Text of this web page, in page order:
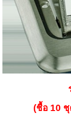
(ชื้อ 10